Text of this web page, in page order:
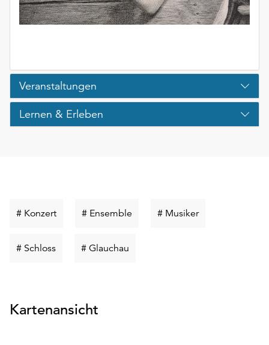
Veranstaltungen
Lernen & Erleben
# KonzertSchlüsselwort
# Ensemble Schlüsselwort
# MusikerSchlüsselwort
# SchlossSchlüsselwort
# Glauchau
Kartenansicht